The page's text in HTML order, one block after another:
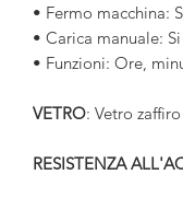
• Fermo macchina:
• Carica manuale: Si
• Funzioni: Ore,
VETRO: Vetro zaffiro
RESISTENZA